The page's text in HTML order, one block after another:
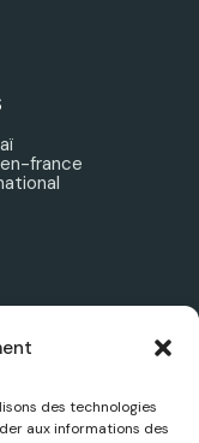
des technologies
aux informations des
france
et sociétés du